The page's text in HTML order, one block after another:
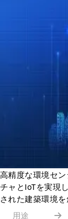
高精度な環境セ
チャとIoTを実現
された建築環境を
用途